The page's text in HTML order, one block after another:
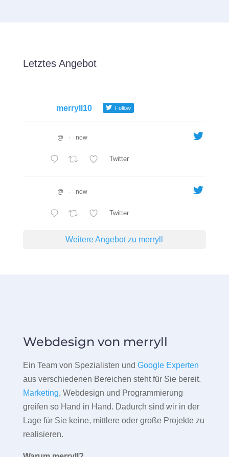
Letztes Angebot
merryll10 Follow
@ · now
Twitter
@ · now
Twitter
Weitere Angebot zu merryll
Webdesign von merryll
Ein Team von Spezialisten und Google Experten
aus verschiedenen Bereichen steht für Sie bereit.
Marketing, Webdesign und Programmierung
greifen so Hand in Hand. Dadurch sind wir in der
Lage für Sie keine, mittlere oder große Projekte zu
realisieren.